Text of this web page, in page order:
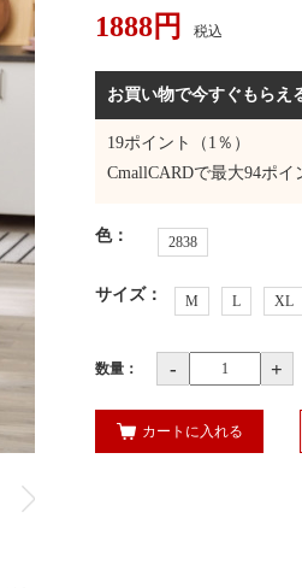
1888円 税込
お買い物で今すぐもらえ
19ポイント（1％）
CmallCARDで最大94ポイ
色： 2838
サイズ： M L XL
数量： - +
カートに入れる